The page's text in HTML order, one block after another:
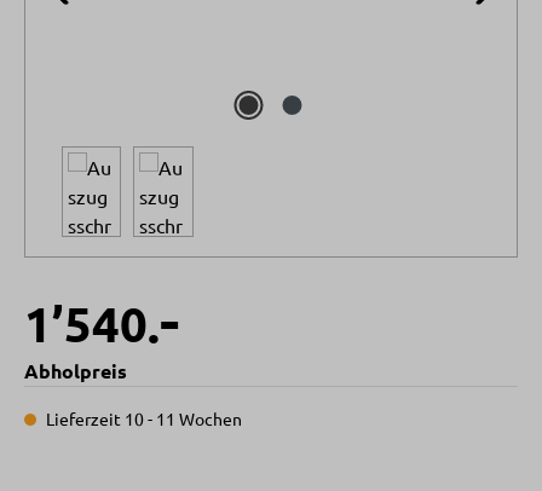
1’540.-
Abholpreis
Lieferzeit 10 - 11 Wochen